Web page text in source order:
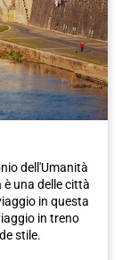
Inoltre, il
cuore di
in taxi o mezzi
a
ricca di storia,
dell'Umanità
è una delle città
in questa
in treno
stile.